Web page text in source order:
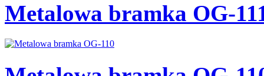
Metalowa bramka OG-